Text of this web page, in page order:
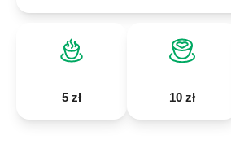
5 zł 10 zł